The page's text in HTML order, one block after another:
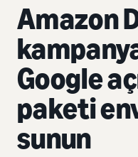
Amazon
Google
paketi
sunun